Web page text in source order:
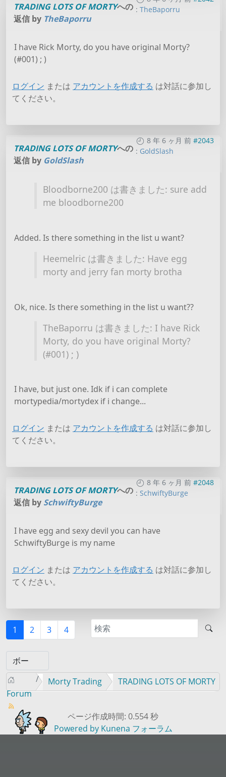
: TheBaporru
TRADING LOTS OF MORTYへの
返信 by TheBaporru
I have Rick Morty, do you have original Morty?
(#001) ; )
ログイン または アカウントを作成する は対話に参加し
てください。
8 年 6 ヶ月 前 #2043
: GoldSlash
TRADING LOTS OF MORTYへの
返信 by GoldSlash
Bloodborne200 は書きました: sure add
me bloodborne200
Added. Is there something in the list u want?
Heemelric は書きました: Have egg
morty and jerry fan morty brotha
Ok, nice. Is there something in the list u want??
TheBaporru は書きました: I have Rick
Morty, do you have original Morty?
(#001) ; )
I have, but just one. Idk if i can complete
mortypedia/mortydex if i change...
ログイン または アカウントを作成する は対話に参加し
てください。
8 年 6 ヶ月 前 #2048
: SchwiftyBurge
TRADING LOTS OF MORTYへの
返信 by SchwiftyBurge
I have egg and sexy devil you can have
SchwiftyBurge is my name
ログイン または アカウントを作成する は対話に参加し
てください。
1 2 3 4
Forum
Morty Trading TRADING LOTS OF MORTY
ページ作成時間: 0.554 秒
Powered by Kunena フォーラム